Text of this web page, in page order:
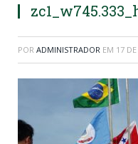
POR ADMINISTRADOR EM 17